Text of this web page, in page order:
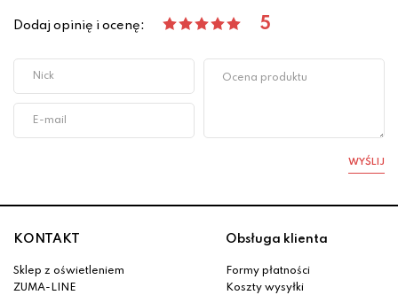
Dodaj opinię i ocenę: 5
WYŚLIJ
KONTAKT
Sklep z oświetleniem
ZUMA-LINE
Obsługa klienta
Formy płatności
Koszty wysyłki